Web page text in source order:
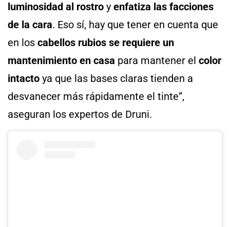
luminosidad al rostro y enfatiza las facciones
de la cara. Eso sí, hay que tener en cuenta que
en los cabellos rubios se requiere un
mantenimiento en casa para mantener el color
intacto ya que las bases claras tienden a
desvanecer más rápidamente el tinte”,
aseguran los expertos de Druni.